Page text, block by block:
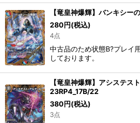
【竜皇神爆輝】バンキシー
280円(税込)
4点
中古品のため状態B?プレイ
しております。
【竜皇神爆輝】アシステス
23RP4_17B/22
380円(税込)
3点